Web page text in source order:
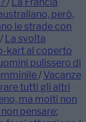
/ La Francia
però,
le strade con
/ La svolta
kart al coperto
pulissero di
/ Vacanze
tutti gli altri
ma molti non
pensare: